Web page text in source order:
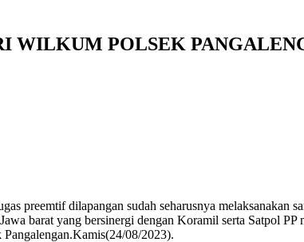
WILKUM POLSEK
preemtif dilapangan sudah seharusnya
barat yang bersinergi dengan Koramil serta Satpol
08/2023).